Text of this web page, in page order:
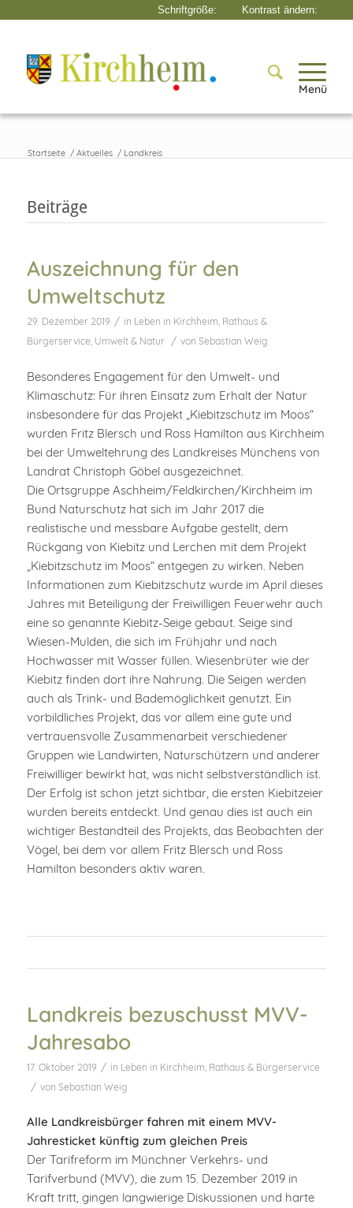
Menü
Startseite / Aktuelles / Landkreis
Beiträge
Auszeichnung für den
Umweltschutz
29. Dezember 2019 / in Leben in Kirchheim, Rathaus &
Bürgerservice, Umwelt & Natur / von Sebastian Weig
Besonderes Engagement für den Umwelt- und
Klimaschutz: Für ihren Einsatz zum Erhalt der Natur
insbesondere für das Projekt „Kiebitzschutz im Moos“
wurden Fritz Blersch und Ross Hamilton aus Kirchheim
bei der Umweltehrung des Landkreises Münchens von
Landrat Christoph Göbel ausgezeichnet.
Die Ortsgruppe Aschheim/Feldkirchen/Kirchheim im
Bund Naturschutz hat sich im Jahr 2017 die
realistische und messbare Aufgabe gestellt, dem
Rückgang von Kiebitz und Lerchen mit dem Projekt
„Kiebitzschutz im Moos“ entgegen zu wirken. Neben
Informationen zum Kiebitzschutz wurde im April dieses
Jahres mit Beteiligung der Freiwilligen Feuerwehr auch
eine so genannte Kiebitz-Seige gebaut. Seige sind
Wiesen-Mulden, die sich im Frühjahr und nach
Hochwasser mit Wasser füllen. Wiesenbrüter wie der
Kiebitz finden dort ihre Nahrung. Die Seigen werden
auch als Trink- und Bademöglichkeit genutzt. Ein
vorbildliches Projekt, das vor allem eine gute und
vertrauensvolle Zusammenarbeit verschiedener
Gruppen wie Landwirten, Naturschützern und anderer
Freiwilliger bewirkt hat, was nicht selbstverständlich ist.
Der Erfolg ist schon jetzt sichtbar, die ersten Kiebitzeier
wurden bereits entdeckt. Und genau dies ist auch ein
wichtiger Bestandteil des Projekts, das Beobachten der
Vögel, bei dem vor allem Fritz Blersch und Ross
Hamilton besonders aktiv waren.
Landkreis bezuschusst MVV-
Jahresabo
17. Oktober 2019 / in Leben in Kirchheim Rathaus & Bürgerservice
/ von Sebastian Weig
Alle Landkreisbürger fahren mit einem MVV-
Jahresticket künftig zum gleichen Preis
Der Tarifreform im Münchner Verkehrs- und
Tarifverbund (MVV), die zum 15. Dezember 2019 in
Kraft tritt, gingen langwierige Diskussionen und harte